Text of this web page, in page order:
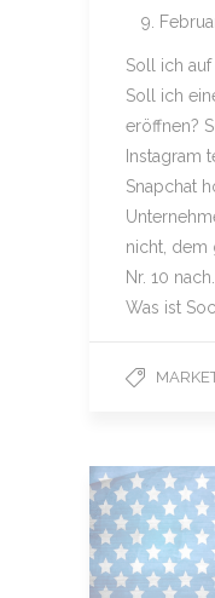
9.
Soll ich
Soll ich
eröffnen?
Instagram
Snapchat
nicht, dem
Nr. 10
Was ist